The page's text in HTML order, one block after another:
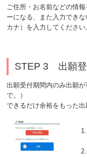
ご住所・お名前などの情
ーになる、また入力でき
カナ）を入力してください
STEP 3 出願
出願受付期間内のみ出願
で。）
できるだけ余裕をもった出